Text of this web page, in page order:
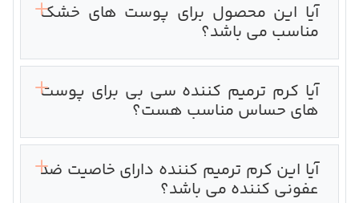
آیا این محصول برای پوست های خشک
مناسب می باشد؟
آیا کرم ترمیم کننده سی بی برای پوست
های حساس مناسب هست؟
آیا این کرم ترمیم کننده دارای خاصیت ضد
عفونی کننده می باشد؟